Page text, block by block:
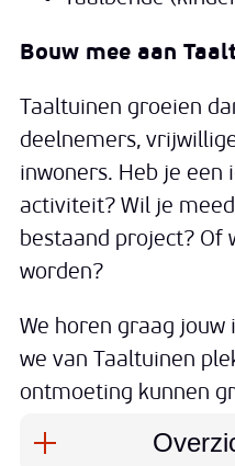
Bouw mee aan
Taaltuinen groeien
deelnemers,
inwoners. Heb je een
activiteit? Wil je
bestaand project? Of
worden?
We horen graag jouw
we van Taaltuinen
ontmoeting kunnen